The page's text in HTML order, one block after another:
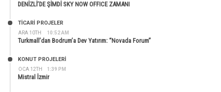
DENİZLİ’DE ŞİMDİ SKY NOW OFFICE ZAMANI
ARA 10TH 10:52 AM
TİCARİ PROJELER
Turkmall’dan Bodrum’a Dev Yatırım: “Novada Forum”
OCA 12TH 1:39 PM
KONUT PROJELERI
Mistral İzmir